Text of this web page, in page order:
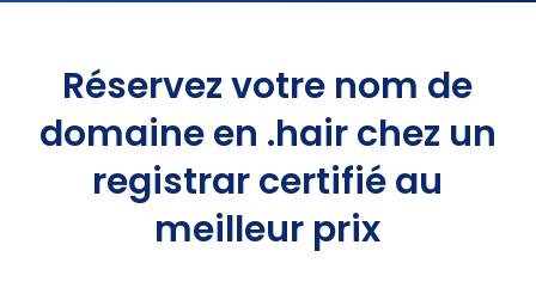
Réservez votre nom de
domaine en .hair chez un
registrar certifié au
meilleur prix